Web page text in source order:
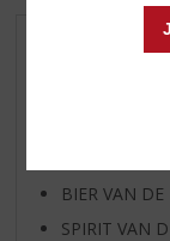
BIER VAN
SPIRIT VAN